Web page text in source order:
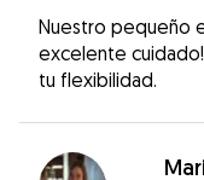
Nuestro pequeño
excelente
tu flexibilidad.